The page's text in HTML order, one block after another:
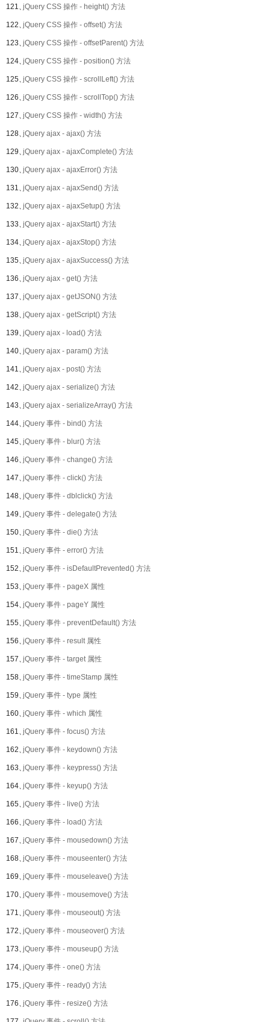
121、jQuery CSS 操作 - height() 方法
122、jQuery CSS 操作 - offset() 方法
123、jQuery CSS 操作 - offsetParent() 方法
124、jQuery CSS 操作 - position() 方法
125、jQuery CSS 操作 - scrollLeft() 方法
126、jQuery CSS 操作 - scrollTop() 方法
127、jQuery CSS 操作 - width() 方法
128、jQuery ajax - ajax() 方法
129、jQuery ajax - ajaxComplete() 方法
130、jQuery ajax - ajaxError() 方法
131、jQuery ajax - ajaxSend() 方法
132、jQuery ajax - ajaxSetup() 方法
133、jQuery ajax - ajaxStart() 方法
134、jQuery ajax - ajaxStop() 方法
135、jQuery ajax - ajaxSuccess() 方法
136、jQuery ajax - get() 方法
137、jQuery ajax - getJSON() 方法
138、jQuery ajax - getScript() 方法
139、jQuery ajax - load() 方法
140、jQuery ajax - param() 方法
141、jQuery ajax - post() 方法
142、jQuery ajax - serialize() 方法
143、jQuery ajax - serializeArray() 方法
144、jQuery 事件 - bind() 方法
145、jQuery 事件 - blur() 方法
146、jQuery 事件 - change() 方法
147、jQuery 事件 - click() 方法
148、jQuery 事件 - dblclick() 方法
149、jQuery 事件 - delegate() 方法
150、jQuery 事件 - die() 方法
151、jQuery 事件 - error() 方法
152、jQuery 事件 - isDefaultPrevented() 方法
153、jQuery 事件 - pageX 属性
154、jQuery 事件 - pageY 属性
155、jQuery 事件 - preventDefault() 方法
156、jQuery 事件 - result 属性
157、jQuery 事件 - target 属性
158、jQuery 事件 - timeStamp 属性
159、jQuery 事件 - type 属性
160、jQuery 事件 - which 属性
161、jQuery 事件 - focus() 方法
162、jQuery 事件 - keydown() 方法
163、jQuery 事件 - keypress() 方法
164、jQuery 事件 - keyup() 方法
165、jQuery 事件 - live() 方法
166、jQuery 事件 - load() 方法
167、jQuery 事件 - mousedown() 方法
168、jQuery 事件 - mouseenter() 方法
169、jQuery 事件 - mouseleave() 方法
170、jQuery 事件 - mousemove() 方法
171、jQuery 事件 - mouseout() 方法
172、jQuery 事件 - mouseover() 方法
173、jQuery 事件 - mouseup() 方法
174、jQuery 事件 - one() 方法
175、jQuery 事件 - ready() 方法
176、jQuery 事件 - resize() 方法